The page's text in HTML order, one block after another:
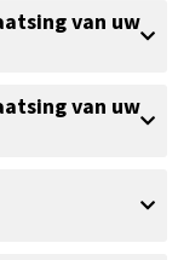
van uw
van uw